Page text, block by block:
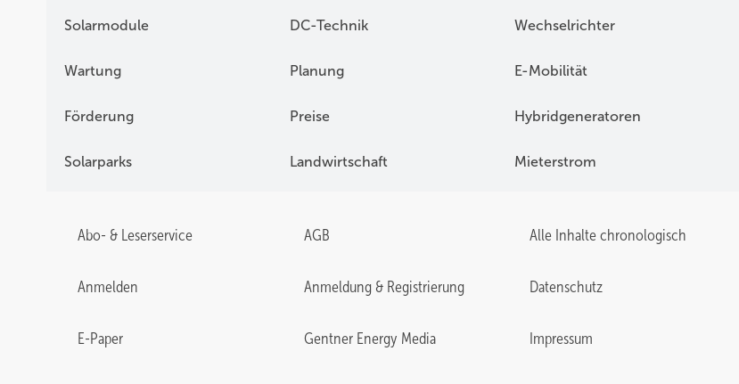
Solarmodule DC-Technik Wechselrichter
Wartung Planung E-Mobilität
Förderung Preise Hybridgeneratoren
Solarparks Landwirtschaft Mieterstrom
Abo- & Leserservice AGB Alle Inhalte chronologisch
Anmelden Anmeldung & Registrierung Datenschutz
E-Paper Gentner Energy Media Impressum